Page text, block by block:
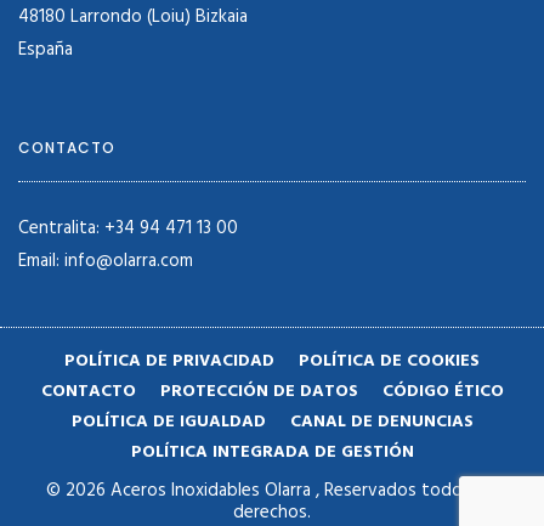
48180 Larrondo (Loiu) Bizkaia
España
CONTACTO
Centralita: +34 94 471 13 00
Email: info@olarra.com
POLÍTICA DE PRIVACIDAD
POLÍTICA DE COOKIES
CONTACTO
PROTECCIÓN DE DATOS
CÓDIGO ÉTICO
POLÍTICA DE IGUALDAD
CANAL DE DENUNCIAS
POLÍTICA INTEGRADA DE GESTIÓN
© 2026 Aceros Inoxidables Olarra , Reservados todos los
derechos.